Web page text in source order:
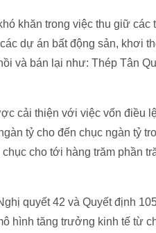
khăn trong việc thu giữ các
dự án bất động sản, khơi
và bán lại như: Thép Tân
cải thiện với việc vốn điều
tỷ cho đến chục ngàn tỷ
cho tới hàng trăm phần
quyết 42 và Quyết định
hình tăng trưởng kinh tế từ